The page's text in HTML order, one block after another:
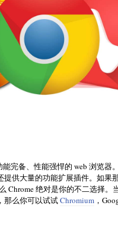
能完备、性能强悍的 web 浏览器
提供大量的功能扩展插件。如果
Chrome 绝对是你的不二选择。
那么你可以试试Chromium ，